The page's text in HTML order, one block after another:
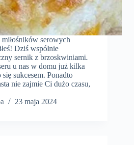
serowych
Dziś wspólnie
sernik z brzoskwiniami.
u nas w domu już kilka
sukcesem. Ponadto
nie zajmie Ci dużo czasu,
23 maja 2024